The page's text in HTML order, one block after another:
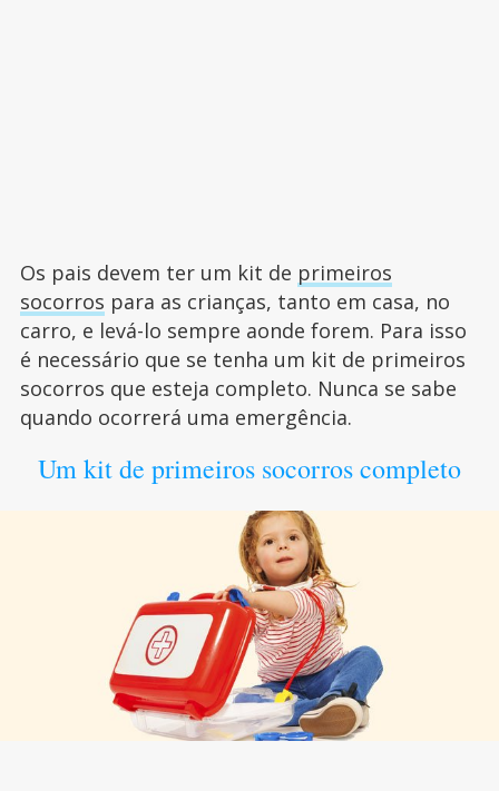
Os pais devem ter um kit de primeiros
socorros para as crianças, tanto em casa, no
carro, e levá-lo sempre aonde forem. Para isso
é necessário que se tenha um kit de primeiros
socorros que esteja completo. Nunca se sabe
quando ocorrerá uma emergência.
Um kit de primeiros socorros completo